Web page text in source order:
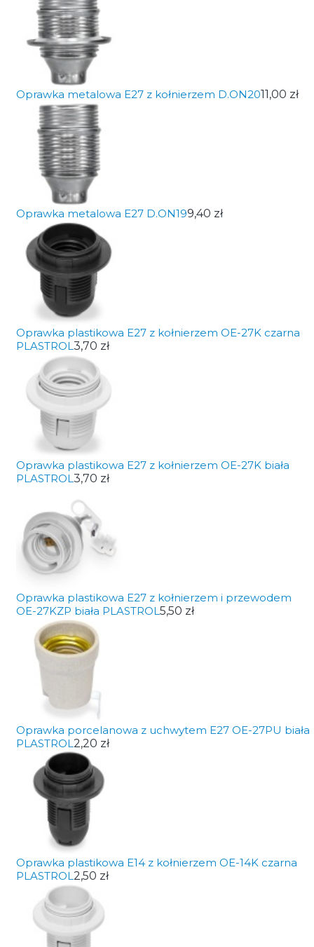
Oprawka metalowa E27 z kołnierzem D.ON2011,00 zł
Oprawka metalowa E27 D.ON199,40 zł
Oprawka plastikowa E27 z kołnierzem OE-27K czarna
PLASTROL3,70 zł
Oprawka plastikowa E27 z kołnierzem OE-27K biała
PLASTROL3,70 zł
Oprawka plastikowa E27 z kołnierzem i przewodem
OE-27KZP biała PLASTROL5,50 zł
Oprawka porcelanowa z uchwytem E27 OE-27PU biała
PLASTROL2,20 zł
Oprawka plastikowa E14 z kołnierzem OE-14K czarna
PLASTROL2,50 zł